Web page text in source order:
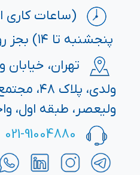
پنجشنبه تا ۱۴) بجز روزهای تعطیل
تهران،
ولدی، پلاک
ولیعصر، طبقه اول،
021-91004880